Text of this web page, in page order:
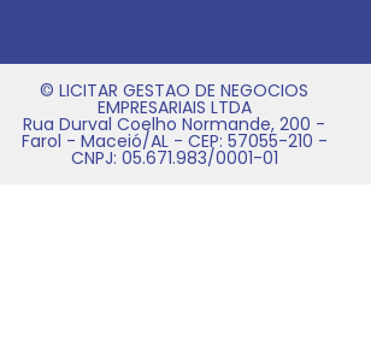
© LICITAR GESTAO DE NEGOCIOS
EMPRESARIAIS LTDA
Rua Durval Coelho Normande, 200 -
Farol - Maceió/AL - CEP: 57055-210 -
CNPJ: 05.671.983/0001-01